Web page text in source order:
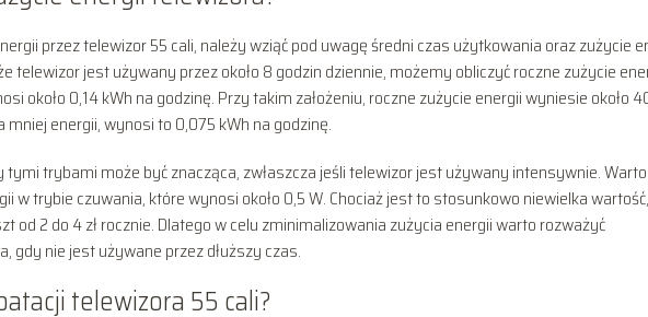
przez telewizor 55 cali, należy wziąć pod uwagę średni czas użytkowania oraz zużycie
telewizor jest używany przez około 8 godzin dziennie, możemy obliczyć roczne zużycie
około 0,14 kWh na godzinę. Przy takim założeniu, roczne zużycie energii wyniesie około
mniej energii, wynosi to 0,075 kWh na godzinę.
tymi trybami może być znacząca, zwłaszcza jeśli telewizor jest używany intensywnie. Warto
w trybie czuwania, które wynosi około 0,5 W. Chociaż jest to stosunkowo niewielka wartość,
od 2 do 4 zł rocznie. Dlatego w celu zminimalizowania zużycia energii warto rozważyć
gdy nie jest używane przez dłuższy czas.
telewizora 55 cali?